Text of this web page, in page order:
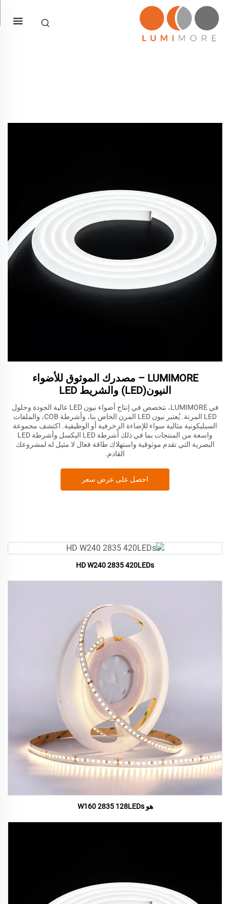
LUMIMORE – مصدرك الموثوق للأضواء
النيون(LED) والشريط LED
في LUMIMORE، نتخصص في إنتاج أضواء نيون LED عالية الجودة وحلول
LED المرنة. يُعتبر نيون LED المرن الخاص بنا، وأشرطة COB، والملفات
السيليكونية مثالية سواء للإضاءة الزخرفية أو الوظيفية. اكتشف مجموعة
واسعة من المنتجات بما في ذلك أشرطة LED البكسل وأشرطة LED
البصرية التي تقدم موثوقية واستهلاك طاقة فعال لا مثيل له لمشروعك
القادم.
احصل على عرض سعر
HD W240 2835 420LEDs
هو W160 2835 128LEDs